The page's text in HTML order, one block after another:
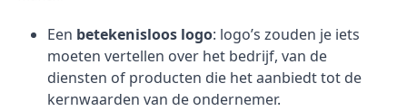
Een betekenisloos logo: logo’s zouden je iets
moeten vertellen over het bedrijf, van de
diensten of producten die het aanbiedt tot de
kernwaarden van de ondernemer.